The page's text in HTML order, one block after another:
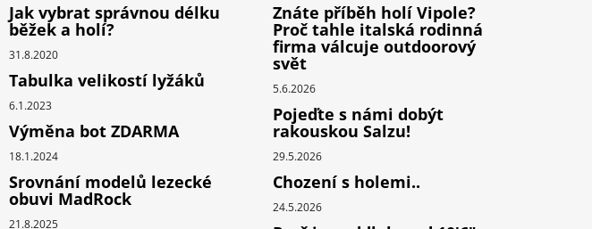
Jak vybrat správnou délku
běžek a holí?
31.8.2020
Tabulka velikostí lyžáků
6.1.2023
Výměna bot ZDARMA
18.1.2024
Srovnání modelů lezecké
obuvi MadRock
21.8.2025
Znáte příběh holí Vipole?
Proč tahle italská rodinná
firma válcuje outdoorový
svět
5.6.2026
Pojeďte s námi dobýt
rakouskou Salzu!
29.5.2026
Chození s holemi..
24.5.2026